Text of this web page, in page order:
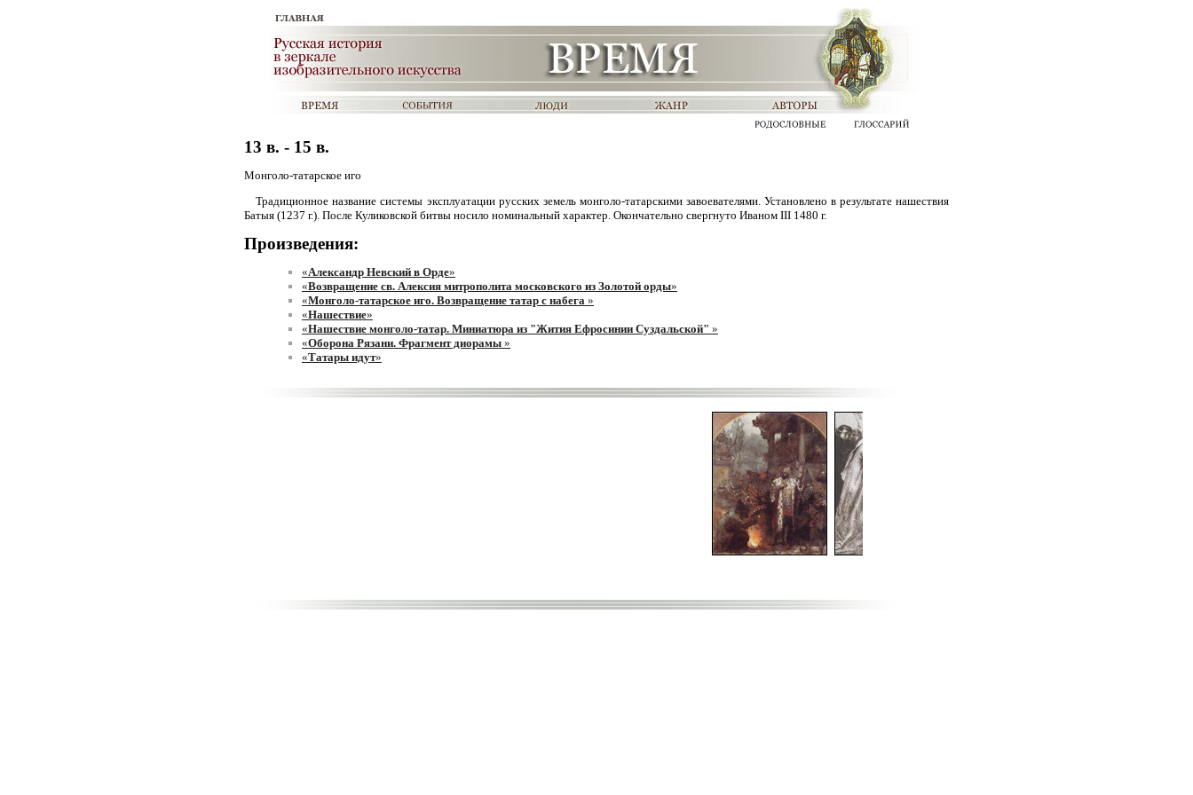
13 в. - 15 в.
Монголо-татарское иго
Традиционное название системы эксплуатации русских земель монголо-татарскими завоевателями. Установлено в результате нашествия
Батыя (1237 г.). После Куликовской битвы носило номинальный характер. Окончательно свергнуто Иваном III 1480 г.
Произведения:
«Александр Невский в Орде»
«Возвращение св. Алексия митрополита московского из Золотой орды»
«Монголо-татарское иго. Возвращение татар с набега »
«Нашествие»
«Нашествие монголо-татар. Миниатюра из "Жития Ефросинии Суздальской" »
«Оборона Рязани. Фрагмент диорамы »
«Татары идут»